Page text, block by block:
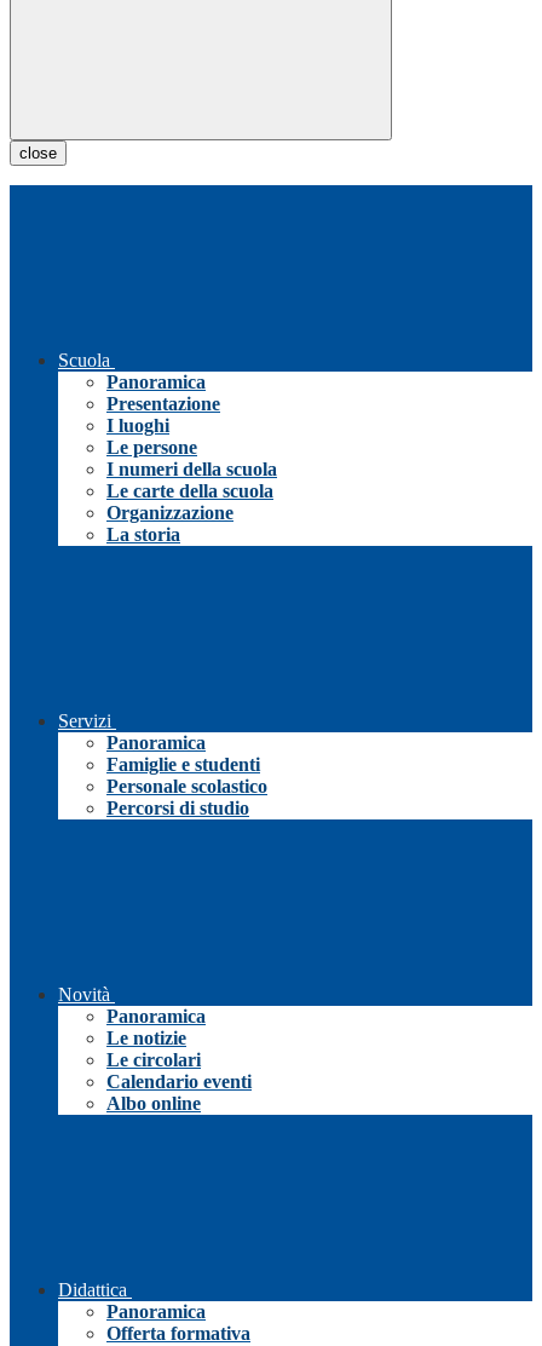
close
Scuola
Panoramica
Presentazione
I luoghi
Le persone
I numeri della scuola
Le carte della scuola
Organizzazione
La storia
Servizi
Panoramica
Famiglie e studenti
Personale scolastico
Percorsi di studio
Novità
Panoramica
Le notizie
Le circolari
Calendario eventi
Albo online
Didattica
Panoramica
Offerta formativa